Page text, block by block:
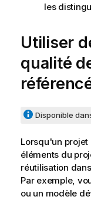
les
Utiliser
qualité
Disponible
Lorsqu'un projet
éléments du
réutilisation
Par exemple,
ou un modèle